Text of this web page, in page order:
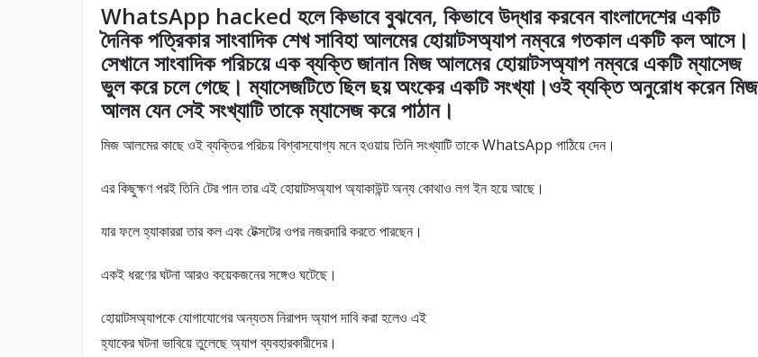
WhatsApp hacked হলে কিভাবে বুঝবেন, কিভাবে উদ্ধার করবেন বাংলাদেশের একটি
দৈনিক পত্রিকার সাংবাদিক শেখ সাবিহা আলমের হোয়াটসঅ্যাপ নম্বরে গতকাল একটি কল আসে।
সেখানে সাংবাদিক পরিচয়ে এক ব্যক্তি জানান মিজ আলমের হোয়াটসঅ্যাপ নম্বরে একটি ম্যাসেজ
ভুল করে চলে গেছে। ম্যাসেজটিতে ছিল ছয় অংকের একটি সংখ্যা।ওই ব্যক্তি অনুরোধ করেন মিজ
আলম যেন সেই সংখ্যাটি তাকে ম্যাসেজ করে পাঠান।
মিজ আলমের কাছে ওই ব্যক্তির পরিচয় বিশ্বাসযোগ্য মনে হওয়ায় তিনি সংখ্যাটি তাকে WhatsApp পাঠিয়ে দেন।
এর কিছুক্ষণ পরই তিনি টের পান তার এই হোয়াটসঅ্যাপ অ্যাকাউন্ট অন্য কোথাও লগ ইন হয়ে আছে।
যার ফলে হ্যাকাররা তার কল এবং টেক্সটের ওপর নজরদারি করতে পারছেন।
একই ধরণের ঘটনা আরও কয়েকজনের সঙ্গেও ঘটেছে।
হোয়াটসঅ্যাপকে যোগাযোগের অন্যতম নিরাপদ অ্যাপ দাবি করা হলেও এই
হ্যাকের ঘটনা ভাবিয়ে তুলেছে অ্যাপ ব্যবহারকারীদের।